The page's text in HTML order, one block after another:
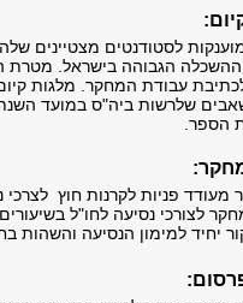
לסטודנטים מצטיינים
הגבוהה בישראל. מטרת
עבודת המחקר. מלגות
שלרשות ביה"ס במועד
הספר.
מעודד פניות לקרנות חוץ
לצורכי נסיעה לחו"ל
יחיד למימון הנסיעה והשהות